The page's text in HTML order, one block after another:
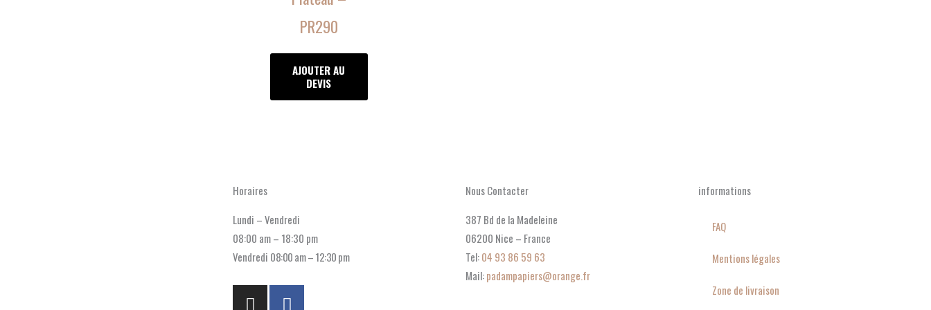
PR290
AJOUTER AU
DEVIS
Horaires
Lundi – Vendredi
08:00 am – 18:30 pm
Vendredi 08:00 am – 12:30 pm
I F
Nous Contacter
387 Bd de la Madeleine
06200 Nice – France
Tel:04 93 86 59 63
Mail:padampapiers@orange.fr
informations
FAQ
Mentions légales
Zone de livraison